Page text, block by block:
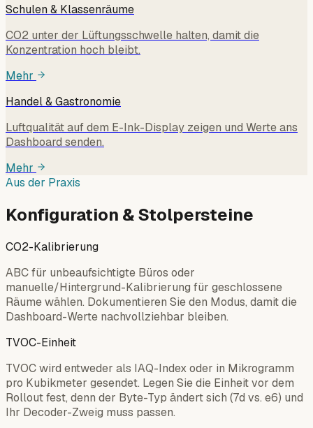
Schulen & Klassenräume
CO2 unter der Lüftungsschwelle halten, damit die
Konzentration hoch bleibt.
Mehr
Handel & Gastronomie
Luftqualität auf dem E-Ink-Display zeigen und Werte ans
Dashboard senden.
Mehr
Aus der Praxis
Konfiguration & Stolpersteine
CO2-Kalibrierung
ABC für unbeaufsichtigte Büros oder
manuelle/Hintergrund-Kalibrierung für geschlossene
Räume wählen. Dokumentieren Sie den Modus, damit die
Dashboard-Werte nachvollziehbar bleiben.
TVOC-Einheit
TVOC wird entweder als IAQ-Index oder in Mikrogramm
pro Kubikmeter gesendet. Legen Sie die Einheit vor dem
Rollout fest, denn der Byte-Typ ändert sich (7d vs. e6) und
Ihr Decoder-Zweig muss passen.